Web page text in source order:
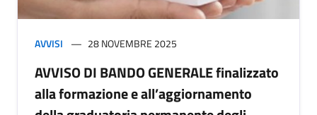
AVVISI 28 NOVEMBRE 2025
AVVISO DI BANDO GENERALE finalizzato
alla formazione e all’aggiornamento